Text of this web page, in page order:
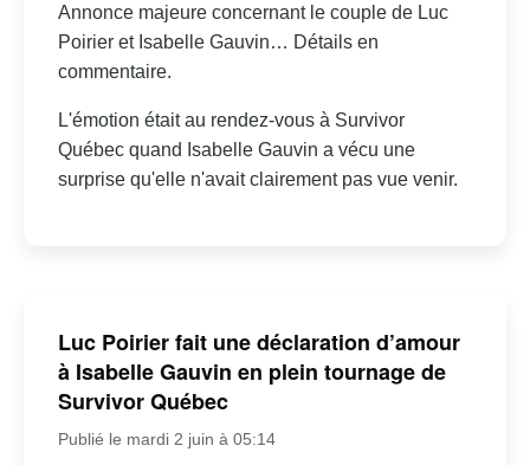
Annonce majeure concernant le couple de Luc
Poirier et Isabelle Gauvin… Détails en
commentaire.
L'émotion était au rendez-vous à Survivor
Québec quand Isabelle Gauvin a vécu une
surprise qu'elle n'avait clairement pas vue venir.
Luc Poirier fait une déclaration d’amour
à Isabelle Gauvin en plein tournage de
Survivor Québec
Publié le mardi 2 juin à 05:14